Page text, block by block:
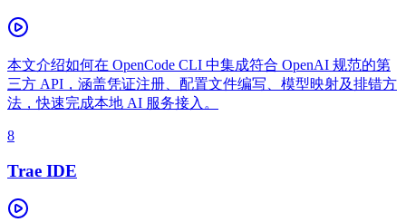
本文介绍如何在 OpenCode CLI 中集成符合 OpenAI 规范的第
三方 API，涵盖凭证注册、配置文件编写、模型映射及排错方
法，快速完成本地 AI 服务接入。
8
Trae IDE